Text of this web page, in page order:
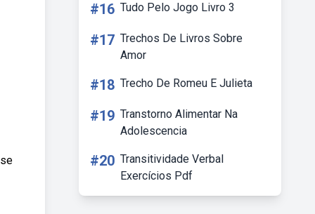
#16 Tudo Pelo Jogo Livro 3
#17 Trechos De Livros Sobre
Amor
#18 Trecho De Romeu E Julieta
#19 Transtorno Alimentar Na
Adolescencia
#20 Transitividade Verbal
Exercícios Pdf